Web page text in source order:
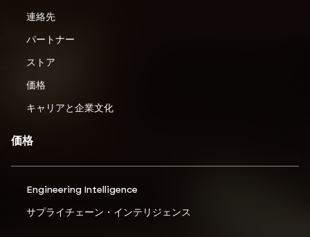
連絡先
パートナー
ストア
価格
キャリアと企業文化
価格
Engineering Intelligence
サプライチェーン・インテリジェンス